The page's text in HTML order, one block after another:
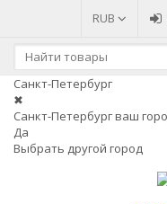
RUB
Санкт-Петербург
✖
Санкт-Петербург ваш
Да
Выбрать другой город